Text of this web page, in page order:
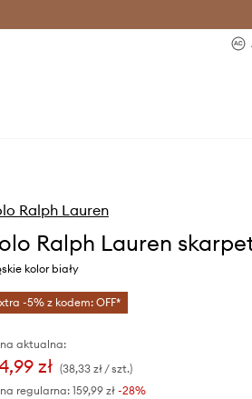
Ralph Lauren
Ralph Lauren
kolor biały
-5% z kodem: OFF*
aktualna:
zł (38,33 zł / szt.)
regularna: 159,99 zł-28%